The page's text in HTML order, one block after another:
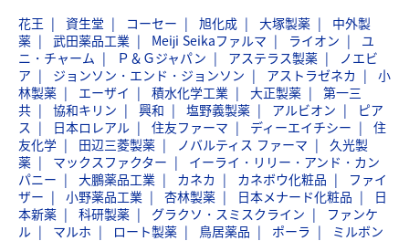
花王 資生堂 コーセー 旭化成 大塚製薬
中外製
薬
武田薬品工業 Meiji Seikaファルマ ライオン
ユ
ニ・チャーム
Ｐ＆Ｇジャパン アステラス製薬
ノエビ
ア
ジョンソン・エンド・ジョンソン アストラゼネカ
小
林製薬
エーザイ 積水化学工業 大正製薬
第一三
共
協和キリン 興和 塩野義製薬 アルビオン
ピア
ス
日本ロレアル 住友ファーマ ディーエイチシー
住
友化学
田辺三菱製薬 ノバルティス ファーマ
久光製
薬
マックスファクター
イーライ・リリー・アンド・カン
パニー
大鵬薬品工業 カネカ カネボウ化粧品
ファイ
ザー
小野薬品工業 杏林製薬 日本メナード化粧品
日
本新薬
科研製薬 グラクソ・スミスクライン
ファンケ
ル
マルホ ロート製薬 鳥居薬品 ポーラ ミルボン